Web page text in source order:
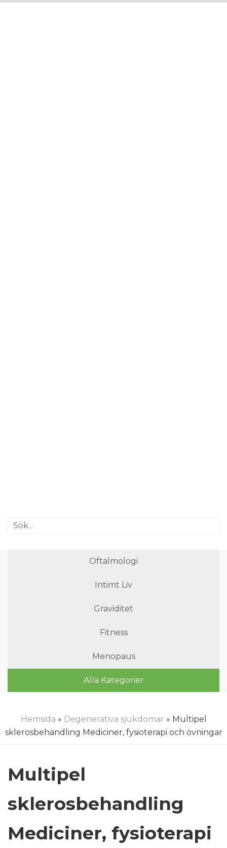
Oftalmologi
Intimt Liv
Graviditet
Fitness
Menopaus
Alla Kategorier
Hemsida » Degenerativa sjukdomar » Multipel
sklerosbehandling Mediciner, fysioterapi och övningar
Multipel
sklerosbehandling
Mediciner, fysioterapi